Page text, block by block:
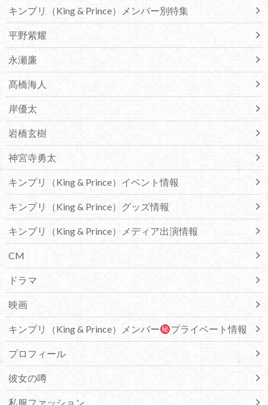
キンプリ（King & Prince）メンバー別特集
平野紫耀
永瀬廉
髙橋海人
岸優太
岩橋玄樹
神宮寺勇太
キンプリ（King & Prince）イベント情報
キンプリ（King & Prince）グッズ情報
キンプリ（King & Prince）メディア出演情報
CM
ドラマ
映画
キンプリ（King & Prince）メンバー プライベート情報
プロフィール
彼女の噂
私服ファッション